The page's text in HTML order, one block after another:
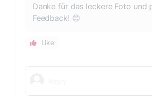
Danke für das leckere Foto und
Feedback! 😊
Like